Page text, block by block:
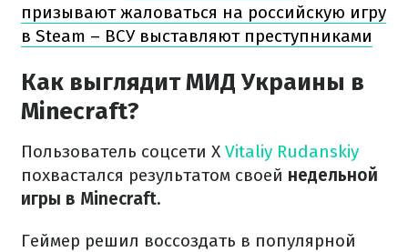
призывают жаловаться на российскую игру
в Steam – ВСУ выставляют преступниками
Как выглядит МИД Украины в
Minecraft?
Пользователь соцсети X Vitaliy Rudanskiy
похвастался результатом своей недельной
игры в Minecraft.
Геймер решил воссоздать в популярной